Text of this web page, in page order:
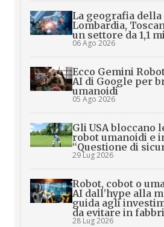
La geografia
Lombardia,
un settore da 1,1
06 Ago 2026
Ecco Gemini
AI di Google per
umanoidi
05 Ago 2026
Gli USA bloccano
robot umanoidi e
“Questione di
29 Lug 2026
Robot, cobot o
AI dall’hype alla
guida agli
da evitare in
28 Lug 2026